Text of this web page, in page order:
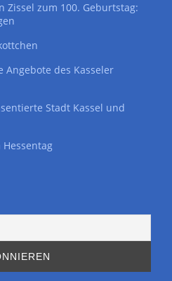
Zissel zum 100. Geburtstag:
des Kasseler
Stadt Kassel und